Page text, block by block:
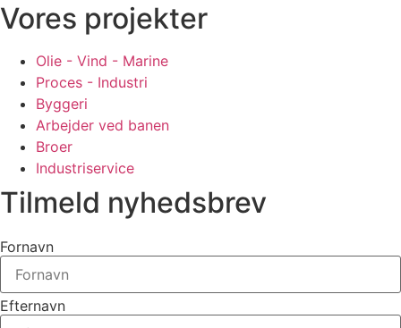
Vores projekter
Olie - Vind - Marine
Proces - Industri
Byggeri
Arbejder ved banen
Broer
Industriservice
Tilmeld nyhedsbrev
Fornavn
Efternavn